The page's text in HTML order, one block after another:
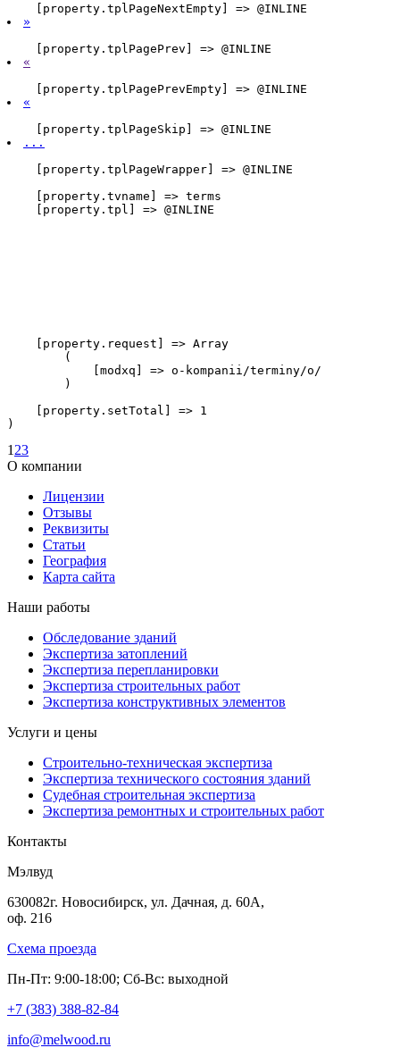
    [property.tplPageNextEmpty] => @INLINE
»
    [property.tplPagePrev] => @INLINE
«
    [property.tplPagePrevEmpty] => @INLINE
«
    [property.tplPageSkip] => @INLINE
...
    [property.tplPageWrapper] => @INLINE
    [property.tvname] => terms
    [property.tpl] => @INLINE
    [property.request] => Array
        (
            [modxq] => o-kompanii/terminy/o/
        )
    [property.setTotal] => 1
1 23
О компании
Лицензии
Отзывы
Реквизиты
Статьи
География
Карта сайта
Наши работы
Обследование зданий
Экспертиза затоплений
Экспертиза перепланировки
Экспертиза строительных работ
Экспертиза конструктивных элементов
Услуги и цены
Строительно-техническая экспертиза
Экспертиза технического состояния зданий
Судебная строительная экспертиза
Экспертиза ремонтных и строительных работ
Контакты
Мэлвуд
630082г. Новосибирск, ул. Дачная, д. 60А,
оф. 216
Схема проезда
Пн-Пт: 9:00-18:00; Сб-Вс: выходной
+7 (383) 388-82-84
info@melwood.ru